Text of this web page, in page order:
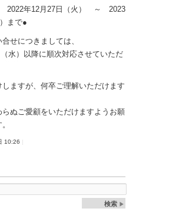
2022年12月27日（火） ～ 2023
まで●
せにつきましては、
水）以降に順次対応させていただ
しますが、何卒ご理解いただけます
らぬご愛顧をいただけますようお願
10:26
検索